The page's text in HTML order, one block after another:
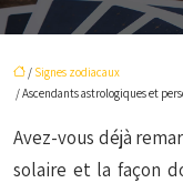
/ Signes zodiacaux
/ Ascendants astrologiques et
Avez-vous déjà
solaire et la façon